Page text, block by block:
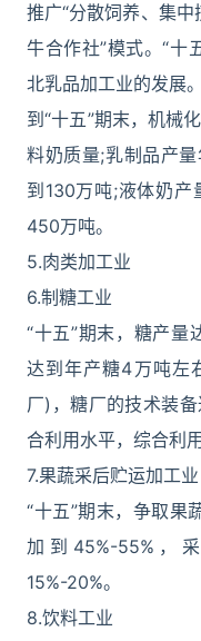
推广“分散饲养、集中
牛合作社”模式。“十
北乳品加工业的发展。
到“十五”期末，机械
料奶质量;乳制品产
到130万吨;液体奶产
450万吨。
5.肉类加工业
6.制糖工业
“十五”期末，糖产量
达到年产糖4万吨左
厂)，糖厂的技术装
合利用水平，综合利
7.果蔬采后贮运加工业
“十五”期末，争取果
加到45%-55%，
15%-20%。
8.饮料工业